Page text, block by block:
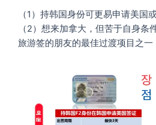
（1）持韩国身份可更易申请美
（2）想来加拿大，但苦于自身条
旅游签的朋友的最佳过渡项目之一